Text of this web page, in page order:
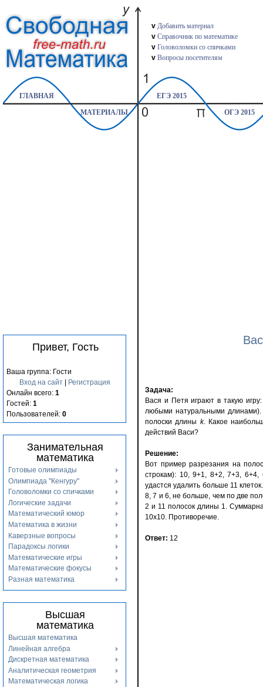
v Добавить материал
v Справочник по математике
v Головоломки со спичками
v Вопросы посетителям
ГЛАВНАЯ
ЕГЭ 2015
МАТЕРИАЛЫ
ОГЭ 2015
Привет, Гость
Ваша группа: Гости
Вход на сайт|
Регистрация
Онлайн всего: 1
Гостей: 1
Пользователей: 0
Занимательная
математика
Готовые олимпиады
Олимпиада "Кенгуру"
Головоломки со спичками
Логические задачи
Математический юмор
Математика в жизни
Каверзные вопросы
Парадоксы логики
Математические игры
Математические фокусы
Разная математика
Высшая
математика
Высшая математика
Линейная алгебра
Дискретная математика
Аналитическая геометрия
Математическая логика
Задача:
Вася и Петя играют в такую
любыми натуральными
полоски длины k. Какое
действий Васи?
Решение:
Вот пример разрезания на
строкам): 10, 9+1, 8+2, 7+3, 6+4,
удастся удалить больше 11
8, 7 и 6, не больше, чем по две
2 и 11 полосок длины 1.
10х10. Противоречие.
Ответ: 12